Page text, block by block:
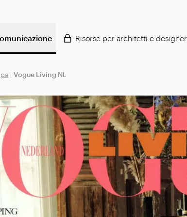
Risorse per architetti e designer
| Vogue Living NL